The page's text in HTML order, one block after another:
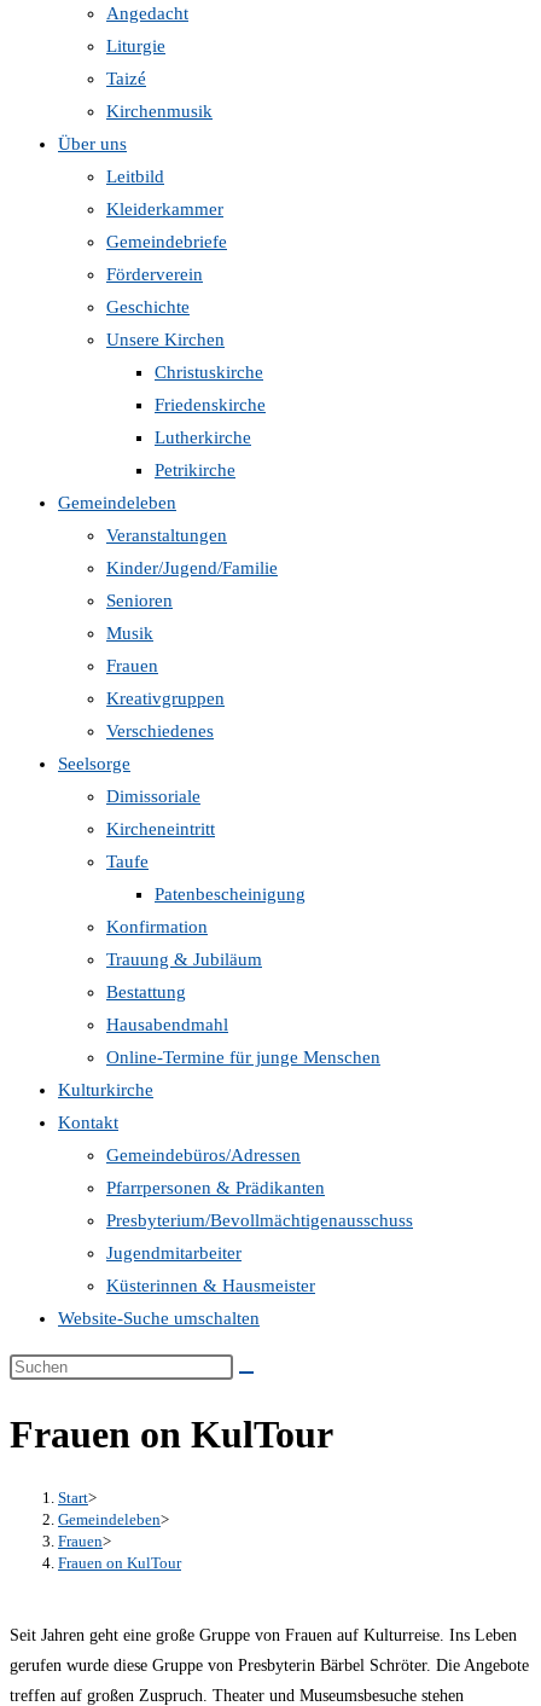
Angedacht
Liturgie
Taizé
Kirchenmusik
Über uns
Leitbild
Kleiderkammer
Gemeindebriefe
Förderverein
Geschichte
Unsere Kirchen
Christuskirche
Friedenskirche
Lutherkirche
Petrikirche
Gemeindeleben
Veranstaltungen
Kinder/Jugend/Familie
Senioren
Musik
Frauen
Kreativgruppen
Verschiedenes
Seelsorge
Dimissoriale
Kircheneintritt
Taufe
Patenbescheinigung
Konfirmation
Trauung & Jubiläum
Bestattung
Hausabendmahl
Online-Termine für junge Menschen
Kulturkirche
Kontakt
Gemeindebüros/Adressen
Pfarrpersonen & Prädikanten
Presbyterium/Bevollmächtigenausschuss
Jugendmitarbeiter
Küsterinnen & Hausmeister
Website-Suche umschalten
Frauen on KulTour
Start>
Gemeindeleben>
Frauen>
Frauen on KulTour
Seit Jahren geht eine große Gruppe von Frauen auf Kulturreise. Ins Leben
gerufen wurde diese Gruppe von Presbyterin Bärbel Schröter. Die Angebote
treffen auf großen Zuspruch. Theater und Museumsbesuche stehen